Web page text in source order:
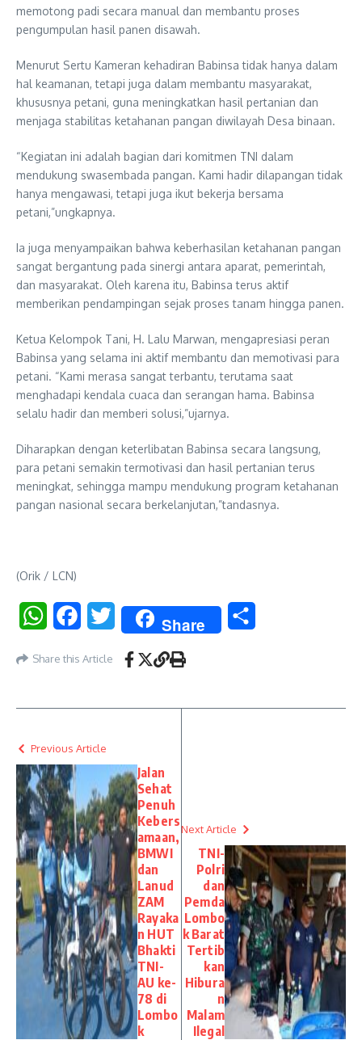
memotong padi secara manual dan membantu proses
pengumpulan hasil panen disawah.
Menurut Sertu Kameran kehadiran Babinsa tidak hanya dalam
hal keamanan, tetapi juga dalam membantu masyarakat,
khususnya petani, guna meningkatkan hasil pertanian dan
menjaga stabilitas ketahanan pangan diwilayah Desa binaan.
“Kegiatan ini adalah bagian dari komitmen TNI dalam
mendukung swasembada pangan. Kami hadir dilapangan tidak
hanya mengawasi, tetapi juga ikut bekerja bersama
petani,”ungkapnya.
Ia juga menyampaikan bahwa keberhasilan ketahanan pangan
sangat bergantung pada sinergi antara aparat, pemerintah,
dan masyarakat. Oleh karena itu, Babinsa terus aktif
memberikan pendampingan sejak proses tanam hingga panen.
Ketua Kelompok Tani, H. Lalu Marwan, mengapresiasi peran
Babinsa yang selama ini aktif membantu dan memotivasi para
petani. “Kami merasa sangat terbantu, terutama saat
menghadapi kendala cuaca dan serangan hama. Babinsa
selalu hadir dan memberi solusi,”ujarnya.
Diharapkan dengan keterlibatan Babinsa secara langsung,
para petani semakin termotivasi dan hasil pertanian terus
meningkat, sehingga mampu mendukung program ketahanan
pangan nasional secara berkelanjutan,”tandasnya.
(Orik / LCN)
WhatsAppFacebookTwitter Share
Share this Article
Previous Article
Jalan
Sehat
Penuh
Kebers
amaan,
BMWI
dan
Lanud
ZAM
Rayaka
n HUT
Bhakti
TNI-
AU ke-
78 di
Lombo
k
Next Article
TNI-
Polri
dan
Pemda
Lombo
k Barat
Tertib
kan
Hibura
n
Malam
Ilegal